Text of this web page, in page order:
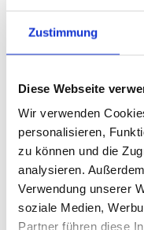
Zustimmung
Diese Webseite
Wir verwenden
personalisieren,
zu können und die
analysieren.
Verwendung unserer
soziale Medien,
Partner führen diese